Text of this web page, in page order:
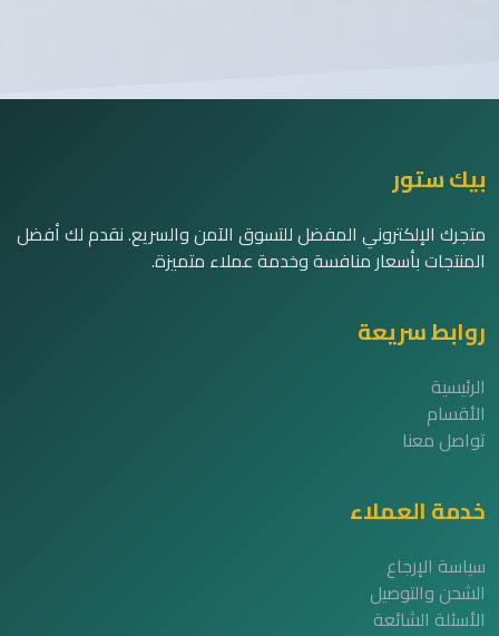
بيك ستور
متجرك الإلكتروني المفضل للتسوق الآمن والسريع. نقدم لك أفضل
المنتجات بأسعار منافسة وخدمة عملاء متميزة.
روابط سريعة
الرئيسية
الأقسام
تواصل معنا
خدمة العملاء
سياسة الإرجاع
الشحن والتوصيل
الأسئلة الشائعة